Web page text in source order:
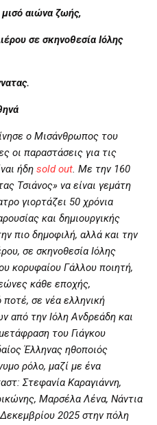
μισό αιώνα ζωής,
σε σκηνοθεσία Ιόλης
ο Μισάνθρωπος του
οι παραστάσεις για τις
ήδη sold out. Με την 160
Τσιάνος» να είναι γεμάτη
γιορτάζει 50 χρόνια
και δημιουργικής
πιο δημοφιλή, αλλά και την
σε σκηνοθεσία Ιόλης
κορυφαίου Γάλλου ποιητή,
κάθε εποχής,
ποτέ, σε νέα ελληνική
από την Ιόλη Ανδρεάδη και
του Γιάγκου
Έλληνας ηθοποιός
ρόλο, μαζί με ένα
Στεφανία Καραγιάννη,
Μαρσέλα Λένα, Νάντια
2025 στην πόλη